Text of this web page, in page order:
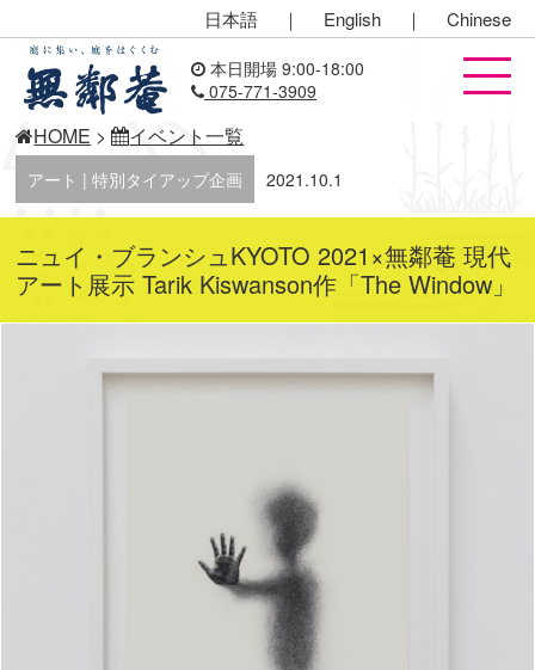
日本語 ｜ English ｜ Chinese
本日開場 9:00-18:00
075-771-3909
HOME > イベント一覧
アート | 特別タイアップ企画 2021.10.1
ニュイ・ブランシュKYOTO 2021×無鄰菴 現代
アート展示 Tarik Kiswanson作「The Window」